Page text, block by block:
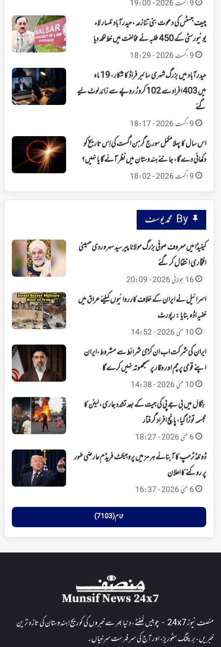
9 اگست 2026 - 19:00
چیف جسٹس کی دعوت بنی تنازعہ، حیدرآباد نلسار لاء
یونیورسٹی کے 450 طلبہ نے مخالفت میں خط لکھ دیا
9 اگست 2026 - 18:29
حیدرآباد میں بزرگ شہری سائبر فراڈ کا شکار، 19 ماہ
میں 403 افراد سے 102 کروڑ روپے سے زائد لوٹ لیے
گئے
9 اگست 2026 - 18:17
اس سال کا پہلا مکمل سورج گرہن اگست کی اِس تاریخ کو
دکھائی دے گا، جانئے ہندوستان میں نظر آئے گا یا نہیں؟
9 اگست 2026 - 18:02
By محمد یوسف
کینیڈا میں معروف صوفی بزرگ مولانا پیر سید سہروردی حسینی
افتخاری انتقال کر گئے
16 جولائی 2026 - 20:09
اسرائیل نے ایران کے خلاف کارروائیوں کیلئے عراق میں
خفیہ اڈہ بنایا : رپورٹ
10 مئی 2026 - 14:52
ایران کی شرکت اب ان کڑی شرائط سے مشروط،ایران
اپنے قومی پرچم اور وقار پر سمجھوتہ نہیں کرے گا
10 مئی 2026 - 14:38
بنگال میں بی جے پی کی جیت کے بعد تشدد جاری، لینن کا
مجسمہ توڑا گیا، پانچ افراد گرفتار
6 مئی 2026 - 18:27
ڈونلڈ ٹرمپ کا آبنائے ہرمز میں پروجیکٹ فریڈم عارضی طور
پر روکنے کا اعلان
6 مئی 2026 - 16:37
تمام (7103)
منصف نیوز 24x7 - چوبیس گھنٹے، دنیا بھر سے خبروں کی کوریج! ہندوستان کی تازہ ترین
خبریں، بریکنگ سٹوریز، اور آج کی سرفہرست سرخیاں۔